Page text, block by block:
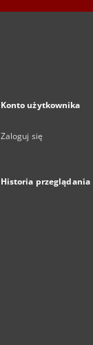
Konto użytkownika
Zaloguj się
Historia przeglądania